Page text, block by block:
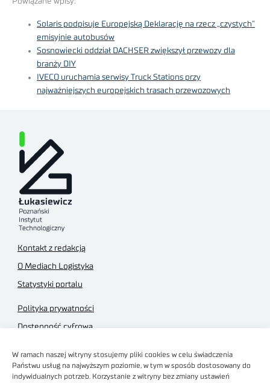
W ramach naszej witryny stosujemy pliki cookies w celu świadczenia
Państwu usług na najwyższym poziomie, w tym w sposób dostosowany do
indywidualnych potrzeb. Korzystanie z witryny bez zmiany ustawień
Solaris podpisuje Europejską Deklarację na rzecz „czystych”
emisyjnie autobusów
Sosnowiecki oddział DACHSER zwiększył przewozy dla
branży DIY
IVECO uruchamia serwisy Truck Stations przy
najważniejszych europejskich trasach przewozowych
Kontakt z redakcją
O Mediach Logistyka
Statystyki portalu
Polityka prywatności
Dostępność cyfrowa
Regulamin sklepu